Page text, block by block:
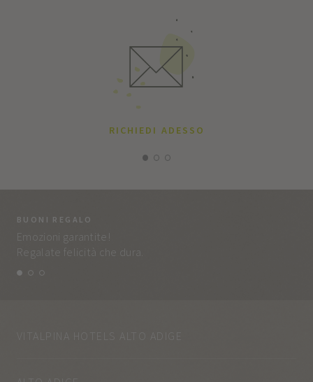
RICHIEDI ADESSO
BUONI REGALO
Emozioni garantite!
Regalate felicità che dura.
VITALPINA HOTELS ALTO ADIGE